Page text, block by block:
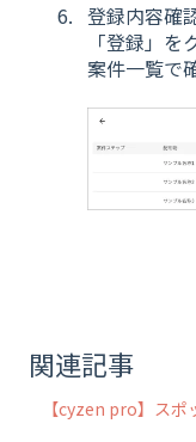
登録内容確
「登録」
案件一覧で
関連記事
【cyzen pro】ス